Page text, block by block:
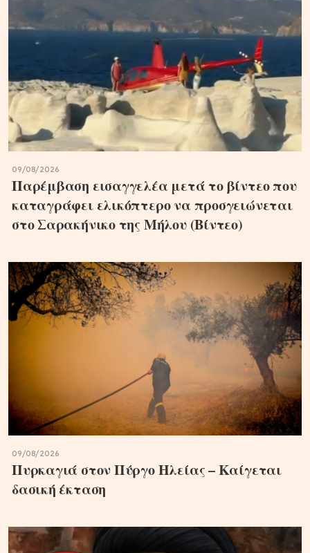
09/08/2026
Παρέμβαση εισαγγελέα μετά το βίντεο που
καταγράφει ελικόπτερο να προσγειώνεται
στο Σαρακήνικο της Μήλου (Βίντεο)
09/08/2026
Πυρκαγιά στον Πύργο Ηλείας – Καίγεται
δασική έκταση